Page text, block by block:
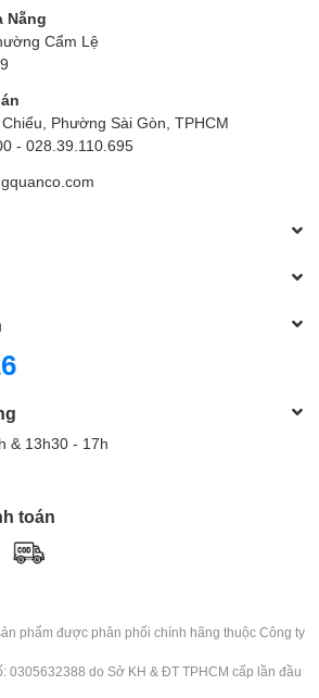
Nẵng
Cẩm Lệ
Phường Sài Gòn, TPHCM
- 028.39.110.695
& 13h30 - 17h
toán
phẩm được phân phối chính hãng thuộc Công ty
0305632388 do Sở KH & ĐT TPHCM cấp lần đầu